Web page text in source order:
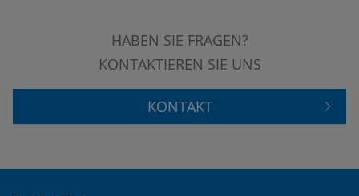
HABEN SIE FRAGEN?
KONTAKTIEREN SIE UNS
KONTAKT